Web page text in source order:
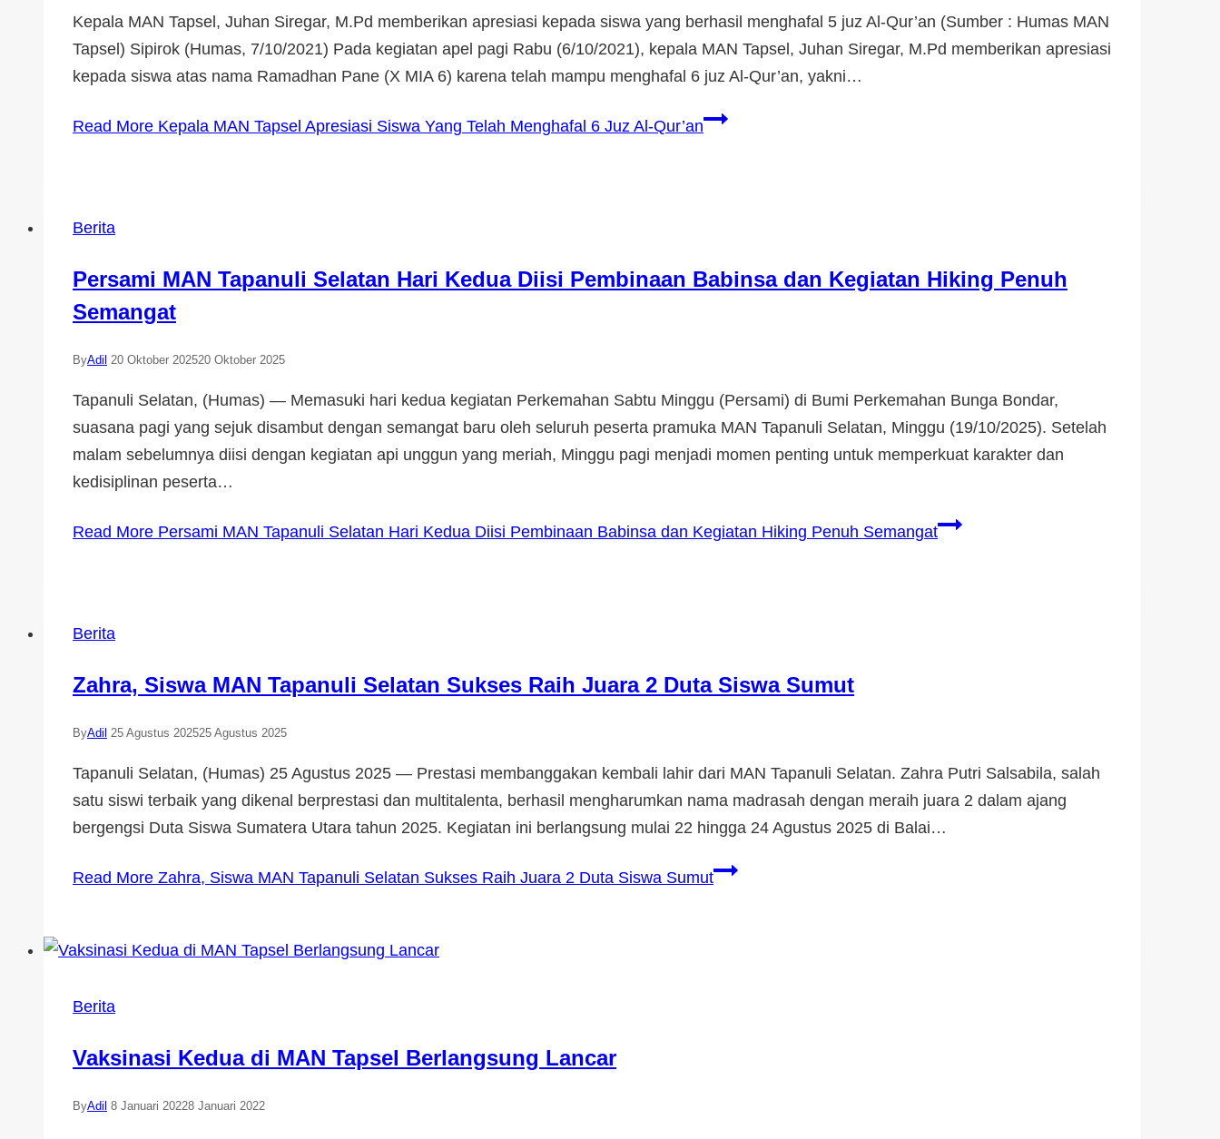
Kepala MAN Tapsel, Juhan Siregar, M.Pd memberikan apresiasi kepada siswa yang berhasil menghafal 5 juz Al-Qur’an (Sumber : Humas MAN
Tapsel) Sipirok (Humas, 7/10/2021) Pada kegiatan apel pagi Rabu (6/10/2021), kepala MAN Tapsel, Juhan Siregar, M.Pd memberikan apresiasi
kepada siswa atas nama Ramadhan Pane (X MIA 6) karena telah mampu menghafal 6 juz Al-Qur’an, yakni…
Read More Kepala MAN Tapsel Apresiasi Siswa Yang Telah Menghafal 6 Juz Al-Qur’an
Berita
Persami MAN Tapanuli Selatan Hari Kedua Diisi Pembinaan Babinsa dan Kegiatan Hiking Penuh
Semangat
ByAdil 20 Oktober 202520 Oktober 2025
Tapanuli Selatan, (Humas) — Memasuki hari kedua kegiatan Perkemahan Sabtu Minggu (Persami) di Bumi Perkemahan Bunga Bondar,
suasana pagi yang sejuk disambut dengan semangat baru oleh seluruh peserta pramuka MAN Tapanuli Selatan, Minggu (19/10/2025). Setelah
malam sebelumnya diisi dengan kegiatan api unggun yang meriah, Minggu pagi menjadi momen penting untuk memperkuat karakter dan
kedisiplinan peserta…
Read More Persami MAN Tapanuli Selatan Hari Kedua Diisi Pembinaan Babinsa dan Kegiatan Hiking Penuh Semangat
Berita
Zahra, Siswa MAN Tapanuli Selatan Sukses Raih Juara 2 Duta Siswa Sumut
ByAdil 25 Agustus 202525 Agustus 2025
Tapanuli Selatan, (Humas) 25 Agustus 2025 — Prestasi membanggakan kembali lahir dari MAN Tapanuli Selatan. Zahra Putri Salsabila, salah
satu siswi terbaik yang dikenal berprestasi dan multitalenta, berhasil mengharumkan nama madrasah dengan meraih juara 2 dalam ajang
bergengsi Duta Siswa Sumatera Utara tahun 2025. Kegiatan ini berlangsung mulai 22 hingga 24 Agustus 2025 di Balai…
Read More Zahra, Siswa MAN Tapanuli Selatan Sukses Raih Juara 2 Duta Siswa Sumut
Berita
Vaksinasi Kedua di MAN Tapsel Berlangsung Lancar
ByAdil 8 Januari 20228 Januari 2022